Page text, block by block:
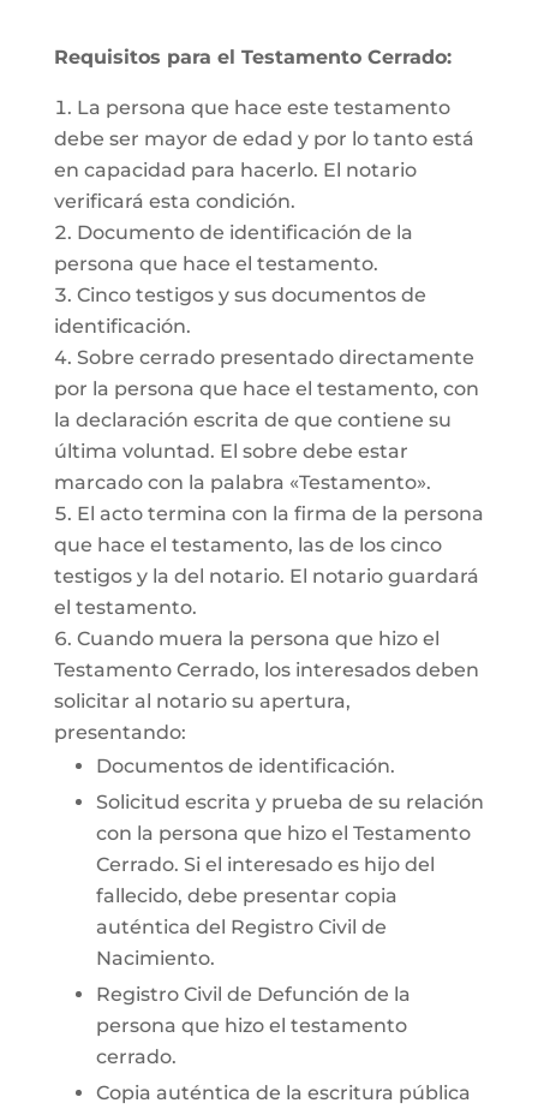
Requisitos para el Testamento Cerrado:
La persona que hace este testamento
debe ser mayor de edad y por lo tanto está
en capacidad para hacerlo. El notario
verificará esta condición.
Documento de identificación de la
persona que hace el testamento.
Cinco testigos y sus documentos de
identificación.
Sobre cerrado presentado directamente
por la persona que hace el testamento, con
la declaración escrita de que contiene su
última voluntad. El sobre debe estar
marcado con la palabra «Testamento».
El acto termina con la firma de la persona
que hace el testamento, las de los cinco
testigos y la del notario. El notario guardará
el testamento.
Cuando muera la persona que hizo el
Testamento Cerrado, los interesados deben
solicitar al notario su apertura,
presentando:
Documentos de identificación.
Solicitud escrita y prueba de su relación
con la persona que hizo el Testamento
Cerrado. Si el interesado es hijo del
fallecido, debe presentar copia
auténtica del Registro Civil de
Nacimiento.
Registro Civil de Defunción de la
persona que hizo el testamento
cerrado.
Copia auténtica de la escritura pública